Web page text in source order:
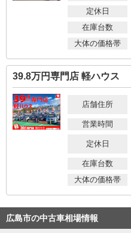
定休日
在庫台数
大体の価格帯
39.8万円専門店 軽ハウス
店舗住所
営業時間
定休日
在庫台数
大体の価格帯
広島市の中古車相場情報